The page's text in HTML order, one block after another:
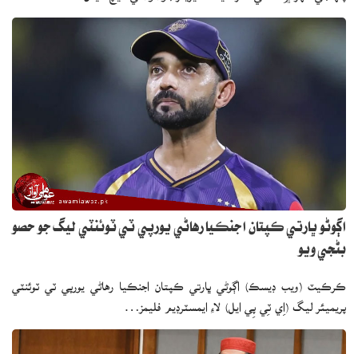
اڳوڻو ڀارتي ڪپتان اجنڪيا رهاڻي يورپي ٽي ٽوئنٽي ليگ جو حصو
بڻجي ويو
ڪرڪيٽ (ويب ڊيسڪ) اڳوڻي ڀارتي ڪپتان اجنڪيا رهاڻي يورپي ٽي ٽوئنٽي
پريميئر ليگ (اِي ٽِي پِي ايل) لاءِ ايمسٽرڊيم فليمز…